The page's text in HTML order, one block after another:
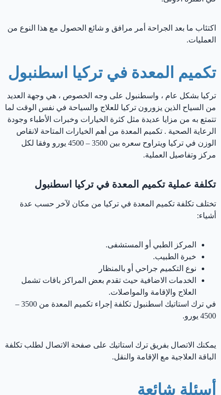
اكتئاب ما بعد الجراحة أمر مرافق و شائع الحصول مع هذا النوع من
العمليات.
تكميم المعدة في تركيا اسطنبول
تركيا بشكل عام ، واسطنبول على وجه الخصوص ، هي وجهة العديد
من السياح الذين يزورون تركيا للعلاج والسياحة في نفس الوقت لما
تتمتع به من مزايا عديدة مثل كثرة الخيارات وخبرات الأطباء وجودة
الرعاية الصحية . تكميم المعدة من أهم الخيارات المتاحة لانقاص
الوزن في تركيا ويتراوح سعره بين 3500 – 4500 يورو وفقا لكل
مركز وتفاصيل العملية.
تكلفة عملية تكميم المعدة في تركيا اسطنبول
تختلف تكلفة تكميم المعدة في تركيا من مكان لآخر حسب عدة
أشياء:
المركز الطبي أو المستشفى.
خبرة الطبيب.
نوع التكميم جراحي أو بالمنظار
الخدمات الاضافية حيث تقدم بعض المراكز باقات تشمل
العلاج والإقامة والمواصلات.
في ترك استاتيك اسطنبول تكلفة إجراء تكميم المعدة من 3500 –
4500 يورو.
يمكنك الاتصال بفريق ترك استاتيك على صفحة الاتصال لطلب تكلفة
الباقة العلاجية مع الإقامة والنقل.
أسئلة شائعة